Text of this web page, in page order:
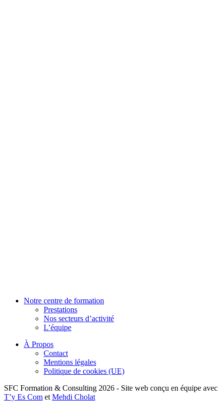
Notre centre de formation
Prestations
Nos secteurs d’activité
L’équipe
À Propos
Contact
Mentions légales
Politique de cookies (UE)
SFC Formation & Consulting 2026 - Site web conçu en équipe avec
T’y Es Com et Mehdi Cholat